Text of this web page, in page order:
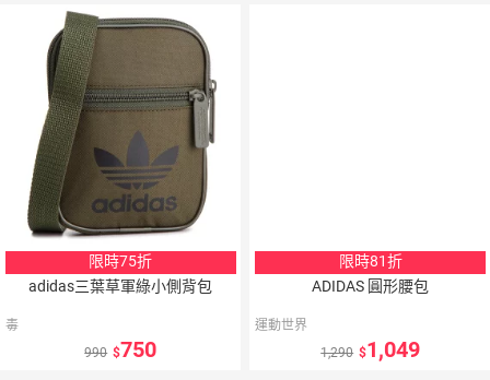
限時75折
adidas三葉草軍綠小側背包
毒
990
750
限時81折
ADIDAS 圓形腰包
運動世界
1,290
1,049